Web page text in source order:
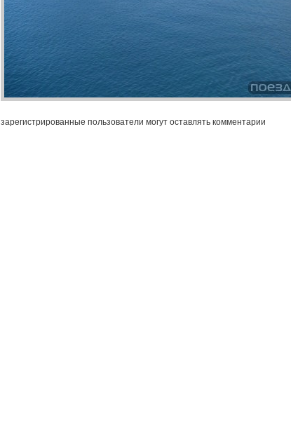
зарегистрированные пользователи могут оставлять комментарии